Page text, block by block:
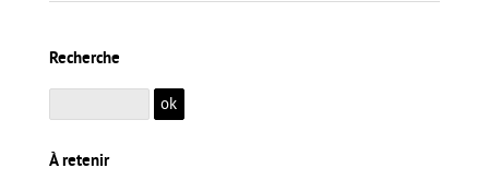
Recherche
À retenir